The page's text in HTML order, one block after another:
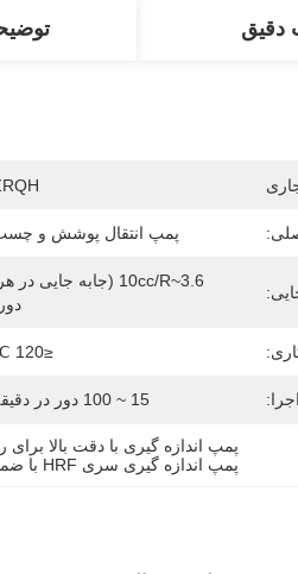
دقیق
پمپ انتقال پوشش و
≤120 ℃
15 ~ 100 دور در دقیقه
پمپ اندازه گیری با دقت بالا برای
پمپ اندازه گیری سری HRF با ضمانت